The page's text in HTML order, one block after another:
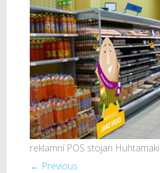
reklamní POS stojan Huhtamaki
← Previous